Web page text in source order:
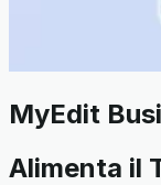
MyEdit
Alimenta il